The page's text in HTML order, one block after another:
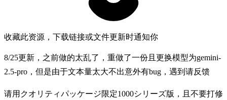
收藏此资源，下载链接或文件更新时通知你
8/25更新，之前做的太乱了，重做了一份且更换模型为gemini-
2.5-pro，但是由于文本量太大不出意外有bug，遇到请反馈
请用クオリティパッケージ限定1000シリーズ版，且不要打修